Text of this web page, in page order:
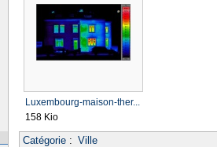
Luxembourg-maison-ther...
158 Kio
Catégorie: Ville